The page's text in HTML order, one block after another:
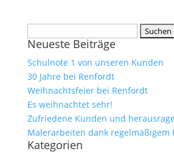
nach:
Neueste Beiträge
Schulnote 1 von unseren Kunden
30 Jahre bei Renfordt
Weihnachtsfeier bei Renfordt
Es weihnachtet sehr!
Zufriedene Kunden und
Malerarbeiten dank regelmäßigem
Kategorien